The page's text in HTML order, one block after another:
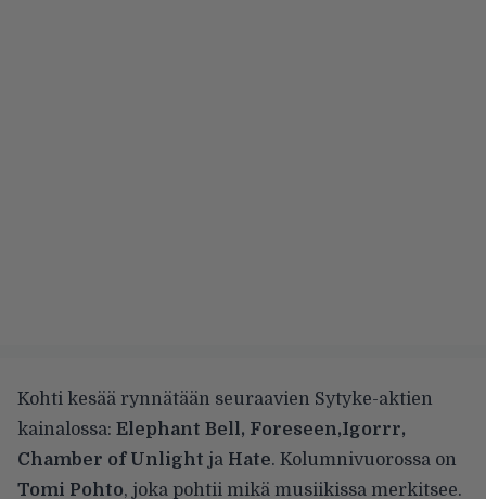
Kohti kesää rynnätään seuraavien Sytyke-aktien
kainalossa: Elephant Bell, Foreseen,Igorrr,
Chamber of Unlight ja Hate. Kolumnivuorossa on
Tomi Pohto, joka pohtii mikä musiikissa merkitsee.